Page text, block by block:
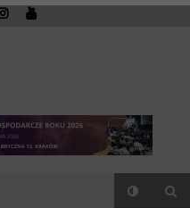
Monitor
Rynkowy